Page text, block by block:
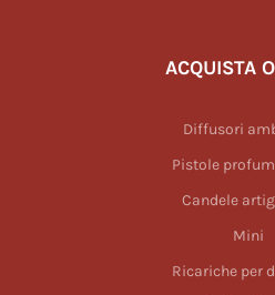
ACQUISTA
Diffusori
Pistole
Candele
Mini
Ricariche per